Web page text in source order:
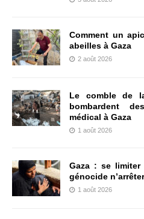
Comment un
abeilles à Gaza
2 août 2026
Le comble de
bombardent
médical à Gaza
1 août 2026
Gaza : se
génocide
1 août 2026